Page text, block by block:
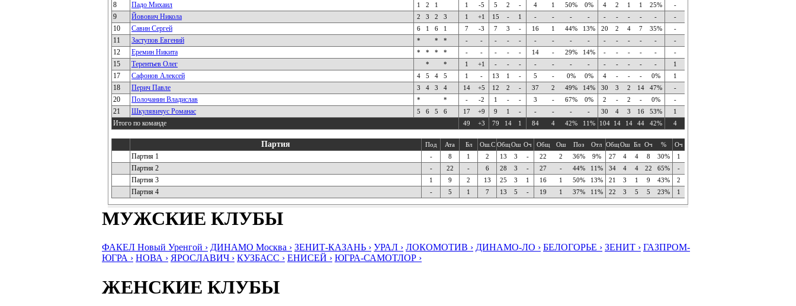
8 Падо Михаил 1 2 1 1 -5 5 2 - 4 1 50% 0% 4 2 1 1 25% -
9 Йовович Никола 2 3 2 3 1 +1 15 - 1 - - - - - - - - - -
10 Савин Сергей 6 1 6 1 7 -3 7 3 - 16 1 44% 13% 20 2 4 7 35% -
11 Заступов Евгений * * * - - - - - - - - - - - - - - -
12 Еремин Никита * * * * - - - - - 14 - 29% 14% - - - - - -
15 Терентьев Олег * * 1 +1 - - - - - - - - - - - - 1
17 Сафонов Алексей 4 5 4 5 1 - 13 1 - 5 - 0% 0% 4 - - - 0% 1
18 Перич Павле 3 4 3 4 14 +5 12 2 - 37 2 49% 14% 30 3 2 14 47% -
20 Полочанин Владислав * * - -2 1 - - 3 - 67% 0% 2 - 2 - 0% -
21 Шкулявичус Романас 5 6 5 6 17 +9 9 1 - - - - - 30 4 3 16 53% 1
Итого по команде 49 +3 79 14 1 84 4 42% 11% 104 14 14 44 42% 4
Партия Под Ата Бл Ош.С ОбщОш Оч Общ Ош Поз Отл ОбщОш Бл Оч % Оч
Партия 1 - 8 1 2 13 3 - 22 2 36% 9% 27 4 4 8 30% 1
Партия 2 - 22 - 6 28 3 - 27 - 44% 11% 34 4 4 22 65% -
Партия 3 1 9 2 13 25 3 1 16 1 50% 13% 21 3 1 9 43% 2
Партия 4 - 5 1 7 13 5 - 19 1 37% 11% 22 3 5 5 23% 1
МУЖСКИЕ КЛУБЫ
ФАКЕЛ Новый Уренгой › ДИНАМО Москва › ЗЕНИТ-КАЗАНЬ › УРАЛ › ЛОКОМОТИВ › ДИНАМО-ЛО › БЕЛОГОРЬЕ › ЗЕНИТ › ГАЗПРОМ-
ЮГРА › НОВА › ЯРОСЛАВИЧ › КУЗБАСС › ЕНИСЕЙ › ЮГРА-САМОТЛОР ›
ЖЕНСКИЕ КЛУБЫ